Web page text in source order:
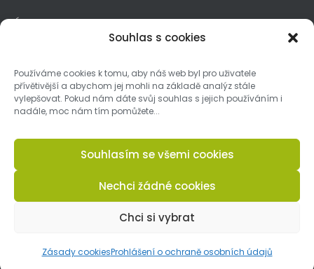
Souhlas s cookies
Používáme cookies k tomu, aby náš web byl pro uživatele
přívětivější a abychom jej mohli na základě analýz stále
vylepšovat. Pokud nám dáte svůj souhlas s jejich používáním i
nadále, moc nám tím pomůžete...
Souhlasím se všemi cookies
Nechci žádné cookies
Chci si vybrat
Zásady cookiesProhlášení o ochraně osobních údajů
Úvod
Návrhy interiérů
Výroba nábytku
Lakovna
Kontakt
Všechna práva vyhrazena